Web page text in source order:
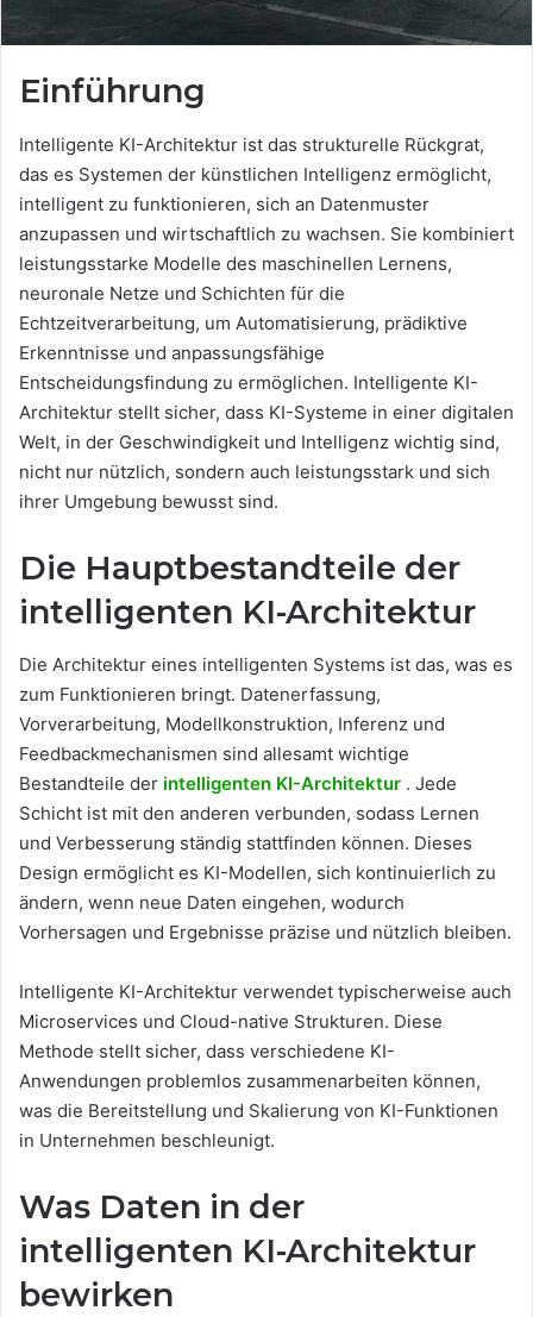
Einführung
Intelligente KI-Architektur ist das strukturelle Rückgrat,
das es Systemen der künstlichen Intelligenz ermöglicht,
intelligent zu funktionieren, sich an Datenmuster
anzupassen und wirtschaftlich zu wachsen. Sie kombiniert
leistungsstarke Modelle des maschinellen Lernens,
neuronale Netze und Schichten für die
Echtzeitverarbeitung, um Automatisierung, prädiktive
Erkenntnisse und anpassungsfähige
Entscheidungsfindung zu ermöglichen. Intelligente KI-
Architektur stellt sicher, dass KI-Systeme in einer digitalen
Welt, in der Geschwindigkeit und Intelligenz wichtig sind,
nicht nur nützlich, sondern auch leistungsstark und sich
ihrer Umgebung bewusst sind.
Die Hauptbestandteile der
intelligenten KI-Architektur
Die Architektur eines intelligenten Systems ist das, was es
zum Funktionieren bringt. Datenerfassung,
Vorverarbeitung, Modellkonstruktion, Inferenz und
Feedbackmechanismen sind allesamt wichtige
Bestandteile der intelligenten KI-Architektur . Jede
Schicht ist mit den anderen verbunden, sodass Lernen
und Verbesserung ständig stattfinden können. Dieses
Design ermöglicht es KI-Modellen, sich kontinuierlich zu
ändern, wenn neue Daten eingehen, wodurch
Vorhersagen und Ergebnisse präzise und nützlich bleiben.
Intelligente KI-Architektur verwendet typischerweise auch
Microservices und Cloud-native Strukturen. Diese
Methode stellt sicher, dass verschiedene KI-
Anwendungen problemlos zusammenarbeiten können,
was die Bereitstellung und Skalierung von KI-Funktionen
in Unternehmen beschleunigt.
Was Daten in der
intelligenten KI-Architektur
bewirken